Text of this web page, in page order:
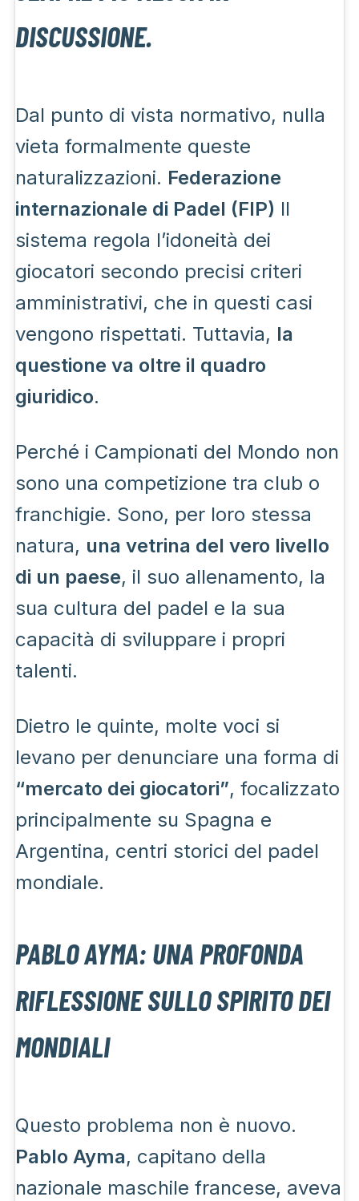
DISCUSSIONE.
Dal punto di vista normativo, nulla
vieta formalmente queste
naturalizzazioni. Federazione
internazionale di Padel (FIP) Il
sistema regola l’idoneità dei
giocatori secondo precisi criteri
amministrativi, che in questi casi
vengono rispettati. Tuttavia, la
questione va oltre il quadro
giuridico.
Perché i Campionati del Mondo non
sono una competizione tra club o
franchigie. Sono, per loro stessa
natura, una vetrina del vero livello
di un paese, il suo allenamento, la
sua cultura del padel e la sua
capacità di sviluppare i propri
talenti.
Dietro le quinte, molte voci si
levano per denunciare una forma di
“mercato dei giocatori”, focalizzato
principalmente su Spagna e
Argentina, centri storici del padel
mondiale.
PABLO AYMA: UNA PROFONDA
RIFLESSIONE SULLO SPIRITO DEI
MONDIALI
Questo problema non è nuovo.
Pablo Ayma, capitano della
nazionale maschile francese, aveva